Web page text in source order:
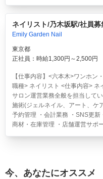
ネイリスト/乃木坂駅/社員
Emily Garden Nail
東京都
正社員：時給1,300円～2,500円
【仕事内容】<六本木>ワンホン
職種> ネイリスト <仕事内容>
サロン運営業務全般を担当して
施術(ジェルネイル、アート、ケ
予約管理 ・会計業務 ・SNS更新
商材・在庫管理 ・店舗運営サポ
今、あなたにオススメ